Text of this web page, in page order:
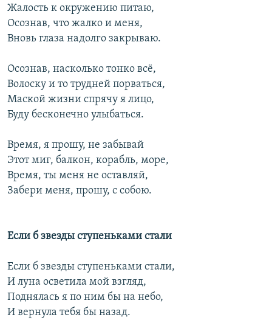
Жалость к окружению питаю,
Осознав, что жалко и меня,
Вновь глаза надолго закрываю.
Осознав, насколько тонко всё,
Волоску и то трудней порваться,
Маской жизни спрячу я лицо,
Буду бесконечно улыбаться.
Время, я прошу, не забывай
Этот миг, балкон, корабль, море,
Время, ты меня не оставляй,
Забери меня, прошу, с собою.
Если б звезды ступеньками стали
Если б звезды ступеньками стали,
И луна осветила мой взгляд,
Поднялась я по ним бы на небо,
И вернула тебя бы назад.